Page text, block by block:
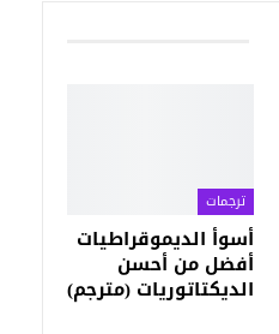
ترجمات
أسوأ الديموقراطيات
أفضل من أحسن
الديكتاتوريات (مترجم)